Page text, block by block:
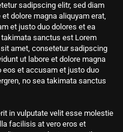
sadipscing elitr, sed diam
dolore magna aliquyam erat,
et justo duo dolores et ea
sanctus est Lorem
amet, consetetur sadipscing
ut labore et dolore magna
eos et accusam et justo duo
no sea takimata sanctus
in vulputate velit esse molestie
facilisis at vero eros et